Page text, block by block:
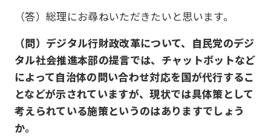
（答）総理にお尋ねいただきたいと思います。
（問）デジタル行財政改革について、自民党のデジ
タル社会推進本部の提言では、チャットボットなど
によって自治体の問い合わせ対応を国が代行するこ
となどが示されていますが、現状では具体策として
考えられている施策というのはありますでしょう
か。